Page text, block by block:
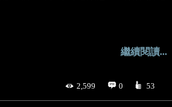
繼續閱讀...
2,599 0 53